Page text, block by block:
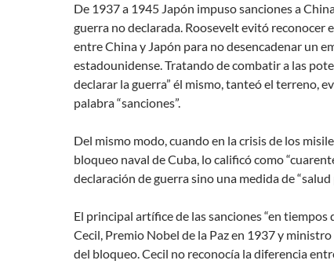
De 1937 a 1945 Japón impuso sanciones a
guerra no declarada. Roosevelt evitó reconocer
entre China y Japón para no desencadenar un
estadounidense. Tratando de combatir a las
declarar la guerra” él mismo, tanteó el terreno,
palabra “sanciones”.
Del mismo modo, cuando en la crisis de los
bloqueo naval de Cuba, lo calificó como
declaración de guerra sino una medida de “salud
El principal artífice de las sanciones “en tiempos
Cecil, Premio Nobel de la Paz en 1937 y
del bloqueo. Cecil no reconocía la diferencia